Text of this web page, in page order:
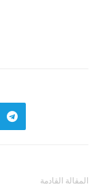
المقالة القادمة